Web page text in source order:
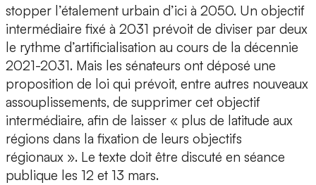
stopper l’étalement urbain d’ici à 2050. Un objectif
intermédiaire fixé à 2031 prévoit de diviser par deux
le rythme d’artificialisation au cours de la décennie
2021-2031. Mais les sénateurs ont déposé une
proposition de loi qui prévoit, entre autres nouveaux
assouplissements, de supprimer cet objectif
intermédiaire, afin de laisser « plus de latitude aux
régions dans la fixation de leurs objectifs
régionaux ». Le texte doit être discuté en séance
publique les 12 et 13 mars.